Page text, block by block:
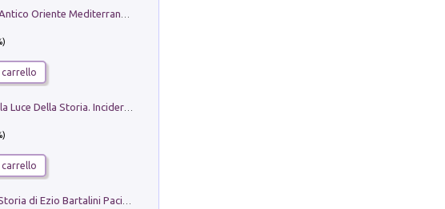
carrello
carrello